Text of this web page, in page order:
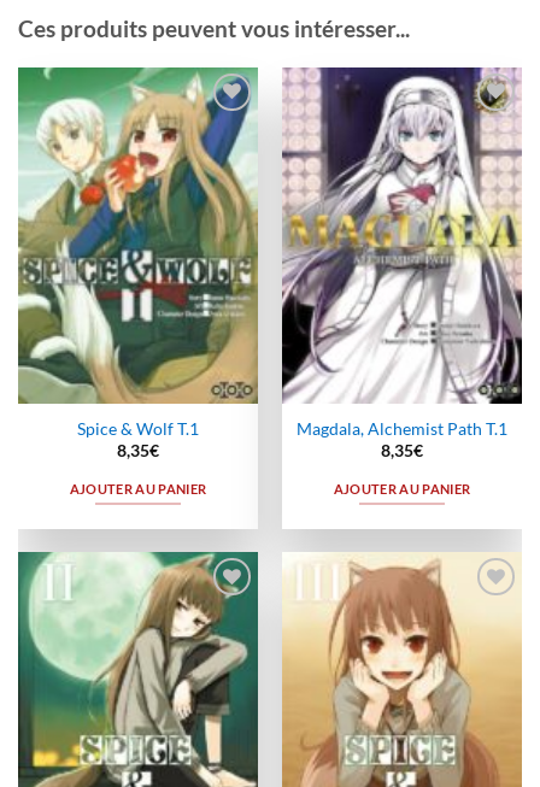
Ces produits peuvent vous intéresser...
Ajouter
à la
wishlist
Spice & Wolf T.1
8,35€
AJOUTER AU PANIER
Ajouter
à la
wishlist
Magdala, Alchemist Path T.1
8,35€
AJOUTER AU PANIER
Ajouter
à la
wishlist